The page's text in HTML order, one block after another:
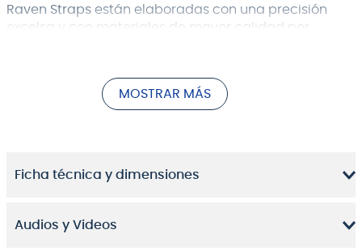
Raven Straps están elaboradas con una precisión
excelsa y con materiales de mayor calidad por
presentar el alto estándar alcanzado al mundo
entero, la mejor manera de hacerlo es incorporando
¡Escoge entre muchos estilos y diseños una correa
puedas disfrutar de la mejor experiencia y
comodidad que mereces!
MOSTRAR MÁS
Ficha técnica y dimensiones
Audios y Videos